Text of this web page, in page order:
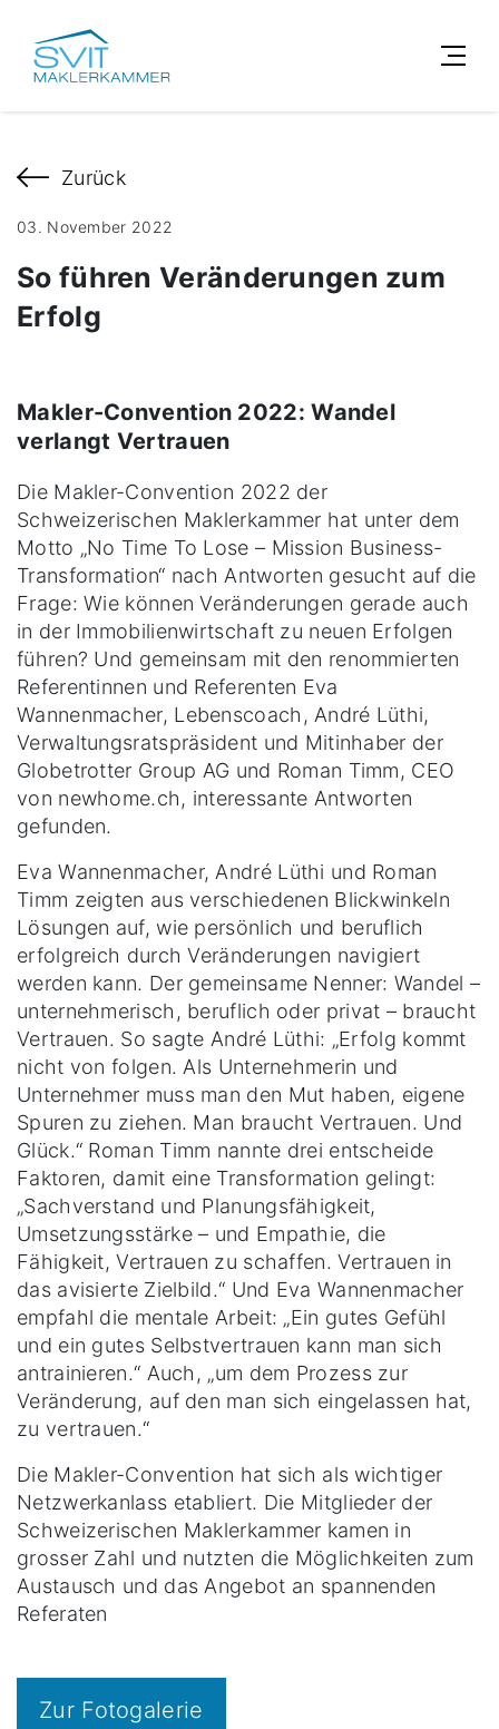
Zurück
03. November 2022
So führen Veränderungen zum
Erfolg
Makler-Convention 2022: Wandel
verlangt Vertrauen
Die Makler-Convention 2022 der
Schweizerischen Maklerkammer hat unter dem
Motto „No Time To Lose – Mission Business-
Transformation“ nach Antworten gesucht auf die
Frage: Wie können Veränderungen gerade auch
in der Immobilienwirtschaft zu neuen Erfolgen
führen? Und gemeinsam mit den renommierten
Referentinnen und Referenten Eva
Wannenmacher, Lebenscoach, André Lüthi,
Verwaltungsratspräsident und Mitinhaber der
Globetrotter Group AG und Roman Timm, CEO
von newhome.ch, interessante Antworten
gefunden.
Eva Wannenmacher, André Lüthi und Roman
Timm zeigten aus verschiedenen Blickwinkeln
Lösungen auf, wie persönlich und beruflich
erfolgreich durch Veränderungen navigiert
werden kann. Der gemeinsame Nenner: Wandel –
unternehmerisch, beruflich oder privat – braucht
Vertrauen. So sagte André Lüthi: „Erfolg kommt
nicht von folgen. Als Unternehmerin und
Unternehmer muss man den Mut haben, eigene
Spuren zu ziehen. Man braucht Vertrauen. Und
Glück.“ Roman Timm nannte drei entscheide
Faktoren, damit eine Transformation gelingt:
„Sachverstand und Planungsfähigkeit,
Umsetzungsstärke – und Empathie, die
Fähigkeit, Vertrauen zu schaffen. Vertrauen in
das avisierte Zielbild.“ Und Eva Wannenmacher
empfahl die mentale Arbeit: „Ein gutes Gefühl
und ein gutes Selbstvertrauen kann man sich
antrainieren.“ Auch, „um dem Prozess zur
Veränderung, auf den man sich eingelassen hat,
zu vertrauen.“
Die Makler-Convention hat sich als wichtiger
Netzwerkanlass etabliert. Die Mitglieder der
Schweizerischen Maklerkammer kamen in
grosser Zahl und nutzten die Möglichkeiten zum
Austausch und das Angebot an spannenden
Referaten
Zur Fotogalerie